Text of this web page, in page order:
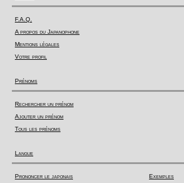
F.A.Q.
A propos du Japanophone
Mentions légales
Votre profil
Prénoms
Rechercher un prénom
Ajouter un prénom
Tous les prénoms
Langue
Prononcer le japonais
Exemples